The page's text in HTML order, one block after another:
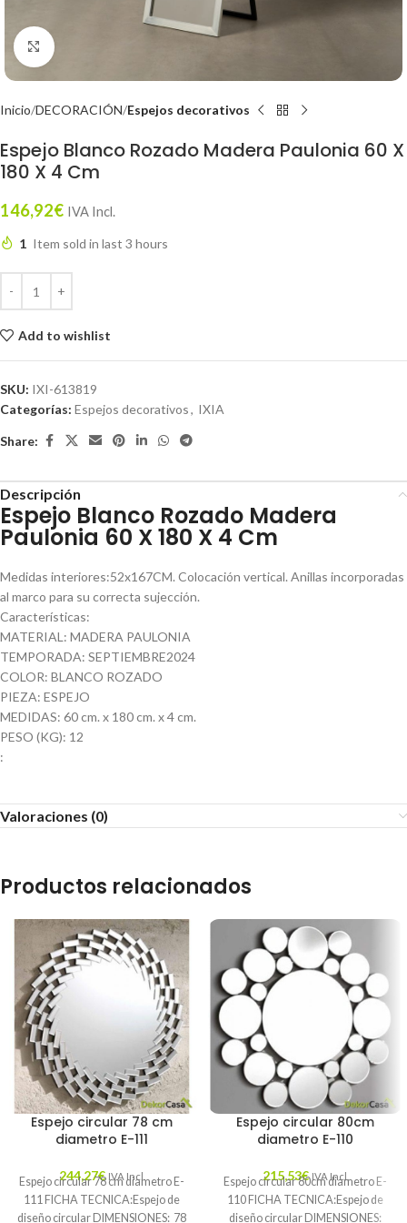
Click to enlarge
Inicio DECORACIÓN Espejos decorativos
Espejo Blanco Rozado Madera Paulonia 60 X
180 X 4 Cm
146,92€ IVA Incl.
1 Item sold in last 3 hours
Add to wishlist
SKU: IXI-613819
Categorías: Espejos decorativos, IXIA
Share:
Descripción
Espejo Blanco Rozado Madera
Paulonia 60 X 180 X 4 Cm
Medidas interiores:52x167CM. Colocación vertical. Anillas incorporadas
al marco para su correcta sujección.
Características:
MATERIAL: MADERA PAULONIA
TEMPORADA: SEPTIEMBRE2024
COLOR: BLANCO ROZADO
PIEZA: ESPEJO
MEDIDAS: 60 cm. x 180 cm. x 4 cm.
PESO (KG): 12
:
Valoraciones (0)
Productos relacionados
Espejo circular 78 cm
diametro E-111
244,27€ IVA Incl.
Espejo circular 78 cm diametro E-
111 FICHA TECNICA:Espejo de
diseño circular DIMENSIONES: 78
Espejo circular 80cm
diametro E-110
215,53€ IVA Incl.
Espejo circular 80cm diametro E-
110 FICHA TECNICA:Espejo de
diseño circular DIMENSIONES: